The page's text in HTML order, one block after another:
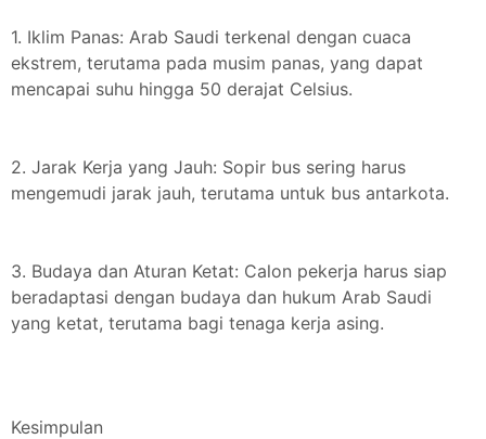
1. Iklim Panas: Arab Saudi terkenal dengan cuaca
ekstrem, terutama pada musim panas, yang dapat
mencapai suhu hingga 50 derajat Celsius.
2. Jarak Kerja yang Jauh: Sopir bus sering harus
mengemudi jarak jauh, terutama untuk bus antarkota.
3. Budaya dan Aturan Ketat: Calon pekerja harus siap
beradaptasi dengan budaya dan hukum Arab Saudi
yang ketat, terutama bagi tenaga kerja asing.
Kesimpulan